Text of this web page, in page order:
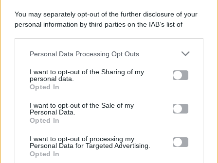
You may separately opt-out of the further disclosure of your
personal information by third parties on the IAB’s list of
This information may also be disclosed by us to third parties
disclose it to other third parties.
Please note that this website/app uses one or more Google
services and may gather and store information including but
not limited to your visit or usage behaviour. You may click to
grant or deny consent to Google and its third-party tags to
consent section.
Personal Data Processing Opt Outs
I want to opt-out of the Sharing of my
personal data.
Opted In
I want to opt-out of the Sale of my
Personal Data.
Opted In
I want to opt-out of processing my
Personal Data for Targeted Advertising.
Opted In
Categorie
Gossip
Televisione
Programmi TV
Amici
Ballando Con Le Stelle